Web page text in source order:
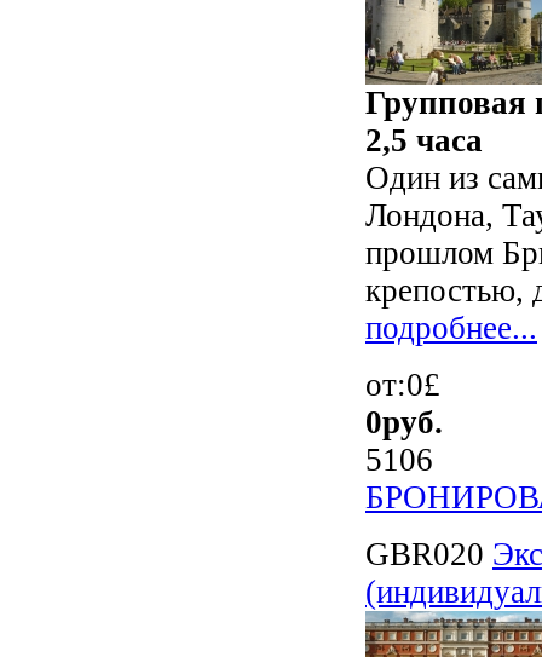
Групповая
2,5 часа
Один из
Лондона,
прошлом
крепостью,
подробнее...
от:0£
0руб.
5106
GBR020